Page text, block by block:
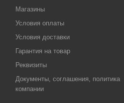
Магазины
Условия оплаты
Условия доставки
Гарантия на товар
Реквизиты
Документы, соглашения, политика
компании